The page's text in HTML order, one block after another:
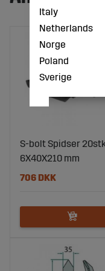
S-bolt Spidser
6X40X210 mm
706 DKK
Italy
Netherlands
Norge
Poland
Sverige